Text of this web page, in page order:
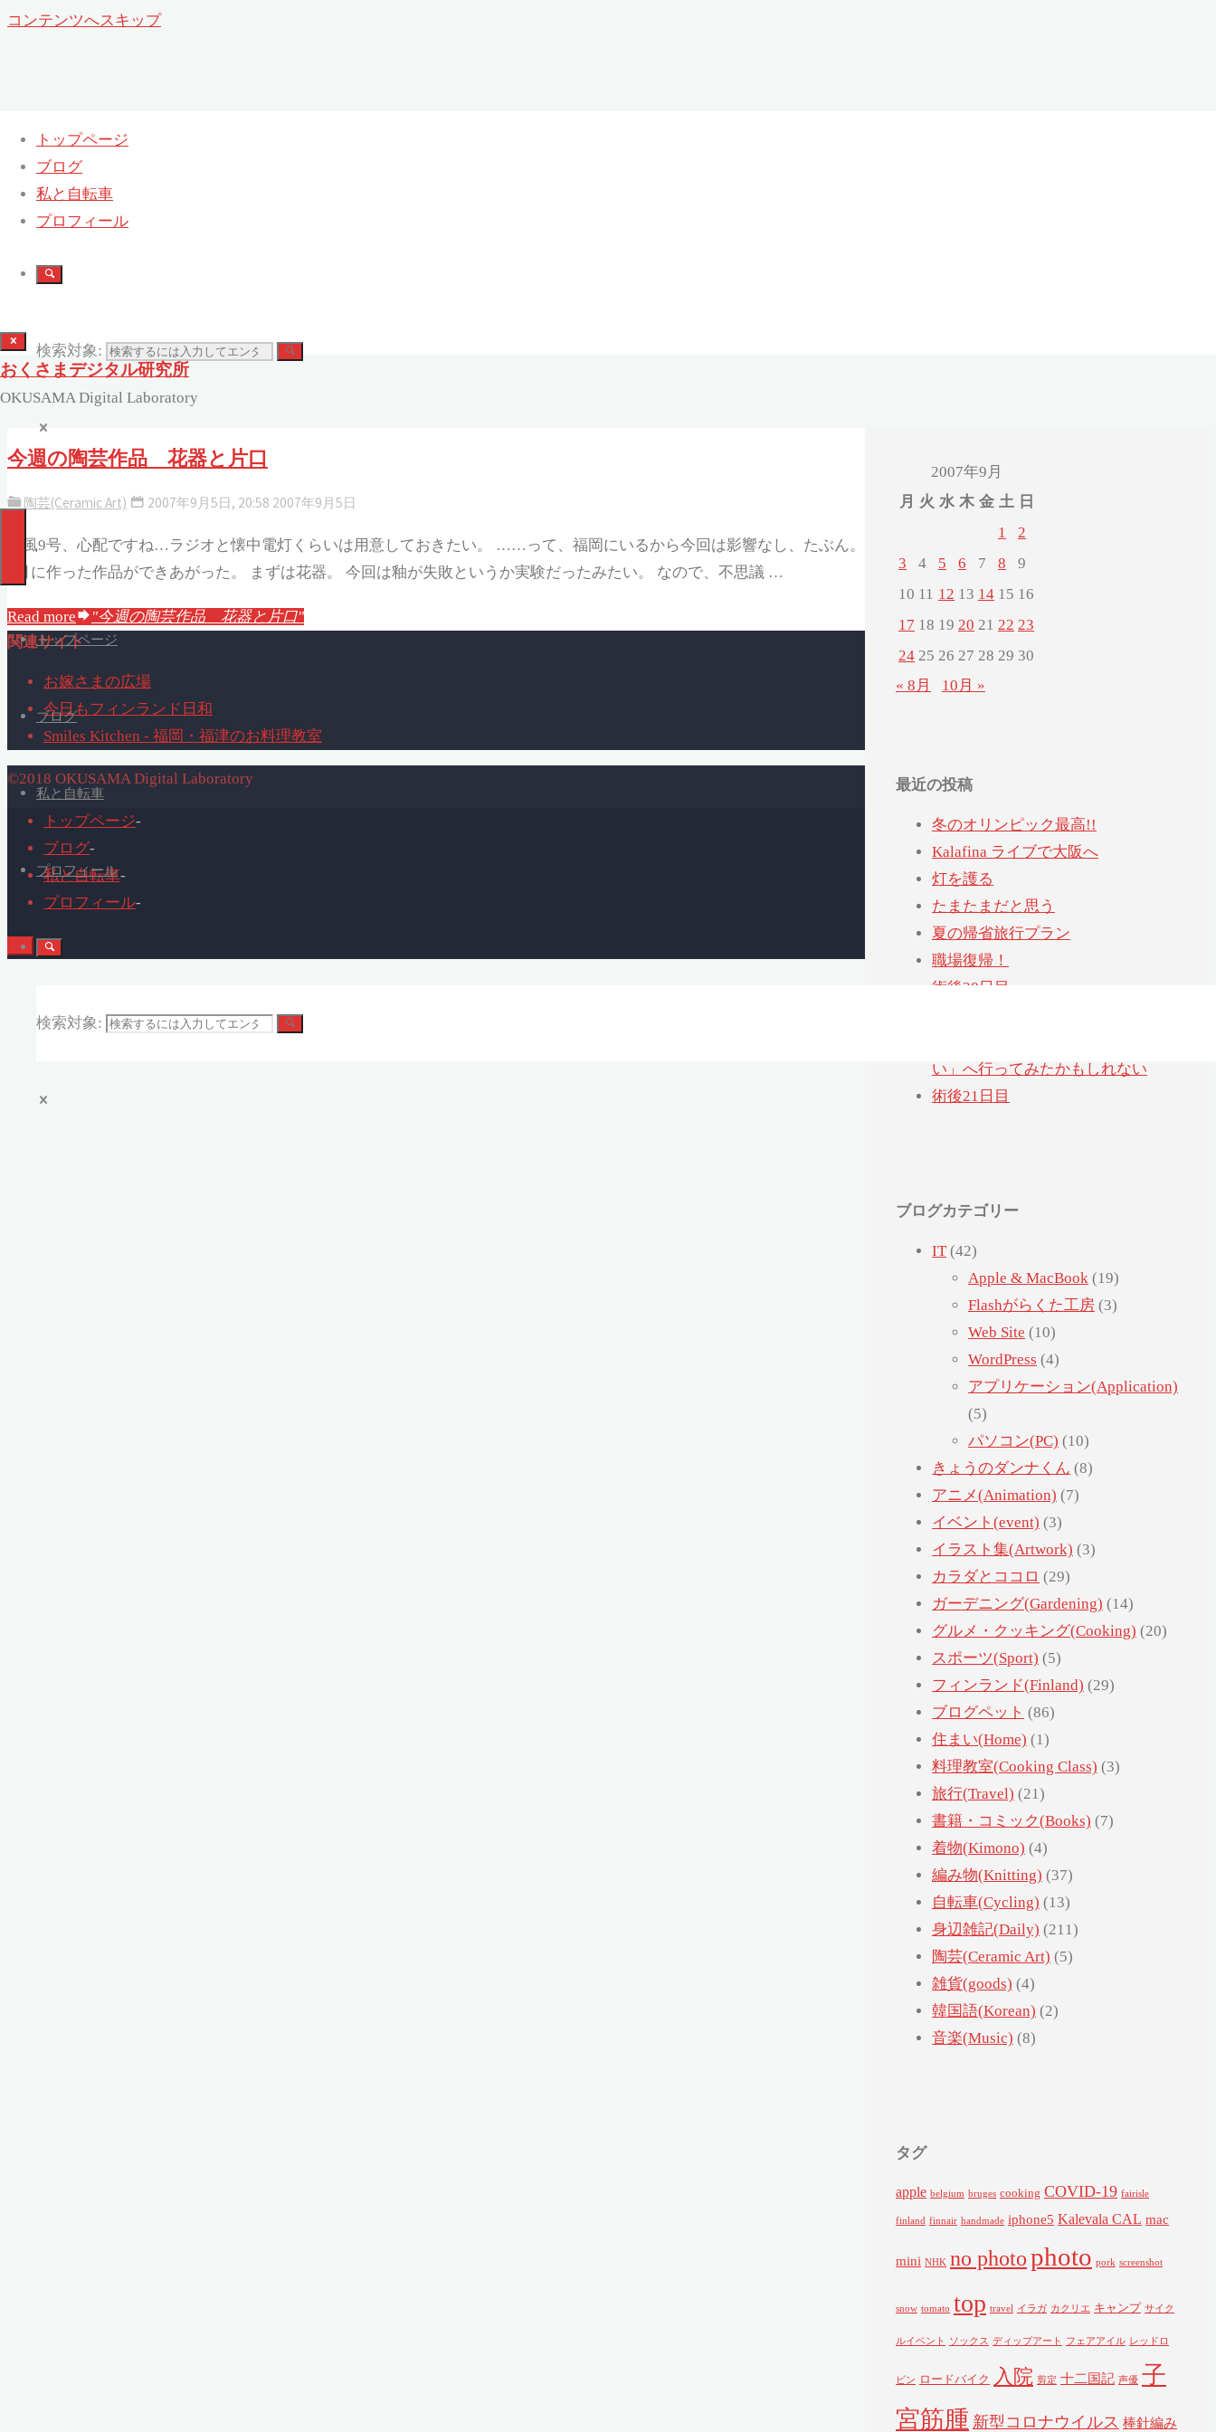
コンテンツへスキップ
トップページ
ブログ
私と自転車
プロフィール
検索対象:
おくさまデジタル研究所
OKUSAMA Digital Laboratory
トップページ
ブログ
私と自転車
プロフィール
検索対象:
日:2007年9月5日
ホーム 2007
今週の陶芸作品 花器と片口
陶芸(Ceramic Art) 2007年9月5日, 20:58 2007年9月5日
台風9号、心配ですね…ラジオと懐中電灯くらいは用意しておきたい。 ……って、福岡にいるから今回は影響なし、たぶん。
6月に作った作品ができあがった。 まずは花器。 今回は釉が失敗というか実験だったみたい。 なので、不思議 …
Read more "今週の陶芸作品 花器と片口"
2007年9月
月 火 水 木 金 土 日
1
2
3
4 5 6 7 8
9
10 11 12 13 14 15 16
17 18 19 20 21 22 23
24 25 26 27 28 29 30
« 8月
10月 »
最近の投稿
冬のオリンピック最高!!
Kalafina ライブで大阪へ
灯を護る
たまたまだと思う
夏の帰省旅行プラン
職場復帰！
術後28日目
い」へ行ってみたかもしれない
術後21日目
ブログカテゴリー
IT (42)
Apple & MacBook (19)
Flashがらくた工房 (3)
Web Site (10)
WordPress (4)
アプリケーション(Application)
(5)
パソコン(PC) (10)
きょうのダンナくん (8)
アニメ(Animation) (7)
イベント(event) (3)
イラスト集(Artwork) (3)
カラダとココロ (29)
ガーデニング(Gardening) (14)
グルメ・クッキング(Cooking) (20)
スポーツ(Sport) (5)
フィンランド(Finland) (29)
ブログペット (86)
住まい(Home) (1)
料理教室(Cooking Class) (3)
旅行(Travel) (21)
書籍・コミック(Books) (7)
着物(Kimono) (4)
編み物(Knitting) (37)
自転車(Cycling) (13)
身辺雑記(Daily) (211)
陶芸(Ceramic Art) (5)
雑貨(goods) (4)
韓国語(Korean) (2)
音楽(Music) (8)
タグ
apple belgium bruges cooking COVID-19 fairisle
finland finnair handmade iphone5 Kalevala CAL mac
mini NHK no photophoto pork screenshot
snow tomato top travel イラガ カクリエ キャンプ サイク
ルイベント ソックス ディップアート フェアアイル レッドロ
ビン ロードバイク 入院 剪定 十二国記 声優 子
宮筋腫 新型コロナウイルス 棒針編み
関連サイト
お嫁さまの広場
今日もフィンランド日和
Smiles Kitchen - 福岡・福津のお料理教室
©2018 OKUSAMA Digital Laboratory
トップページ-
ブログ-
私と自転車-
プロフィール-